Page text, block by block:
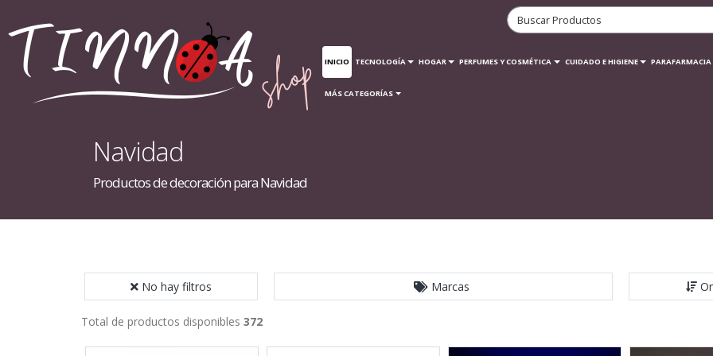
INICIO TECNOLOGÍA HOGAR PERFUMES Y COSMÉTICA CUIDADO E HIGIENE PARAFARMACIA
MÁS CATEGORÍAS
Navidad
Productos de decoración para Navidad
No hay filtros Marcas
Total de productos disponibles 372